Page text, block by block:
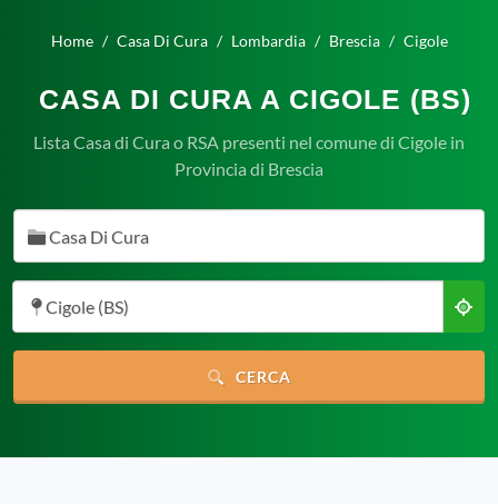
Home Casa Di Cura Lombardia Brescia Cigole
CASA DI CURA A CIGOLE (BS)
Lista Casa di Cura o RSA presenti nel comune di Cigole in
Provincia di Brescia
Casa Di Cura
Cigole (BS)
CERCA